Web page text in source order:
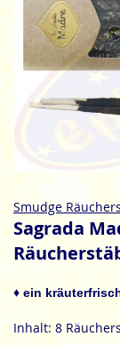
Bildgalerie
springen
Zum
Anfang
Bildgalerie
Smudge
Sagrada
♦ ein
Inhalt: 8